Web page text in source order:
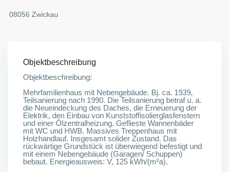
08056 Zwickau
Objektbeschreibung
Objektbeschreibung:
Mehrfamilienhaus mit Nebengebäude. Bj. ca. 1939,
Teilsanierung nach 1990. Die Teilsanierung betraf u. a.
die Neueindeckung des Daches, die Erneuerung der
Elektrik, den Einbau von Kunststoffisolierglasfenstern
und einer Ölzentralheizung. Geflieste Wannenbäder
mit WC und HWB. Massives Treppenhaus mit
Holzhandlauf. Insgesamt solider Zustand. Das
rückwärtige Grundstück ist überwiegend befestigt und
mit einem Nebengebäude (Garagen/ Schuppen)
bebaut. Energieausweis: V, 125 kWh/(m²a),